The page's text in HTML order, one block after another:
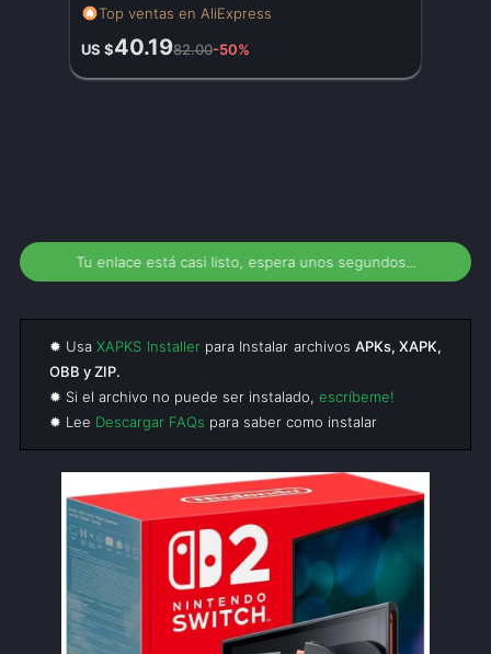
Top ventas en AliExpress
US $40.1982.00-50%
Tu enlace está casi listo, espera unos segundos...
✹ UsaXAPKS Installerpara Instalar archivos APKs, XAPK,
OBB y ZIP.
✹ Si el archivo no puede ser instalado, escríbeme!
✹ Lee Descargar FAQs para saber como instalar